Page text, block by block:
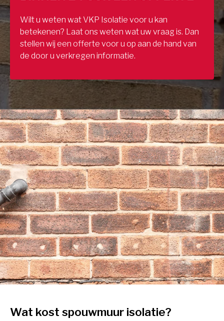
Wilt u weten wat VKP Isolatie voor u kan
betekenen? Laat ons weten wat uw vraag is. Dan
stellen wij een offerte voor u op aan de hand van
de door u verkregen informatie.
Wat kost spouwmuur isolatie?